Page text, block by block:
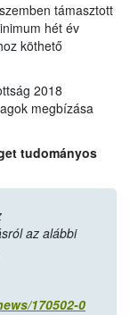
támasztott
hét év
köthető
2018
megbízása
tudományos
az alábbi
170502-0